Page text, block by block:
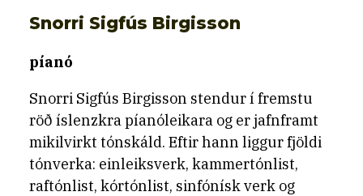
Snorri Sigfús Birgisson
píanó
Snorri Sigfús Birgisson stendur í fremstu
röð íslenzkra píanóleikara og er jafnframt
mikilvirkt tónskáld. Eftir hann liggur fjöldi
tónverka: einleiksverk, kammertónlist,
raftónlist, kórtónlist, sinfónísk verk og